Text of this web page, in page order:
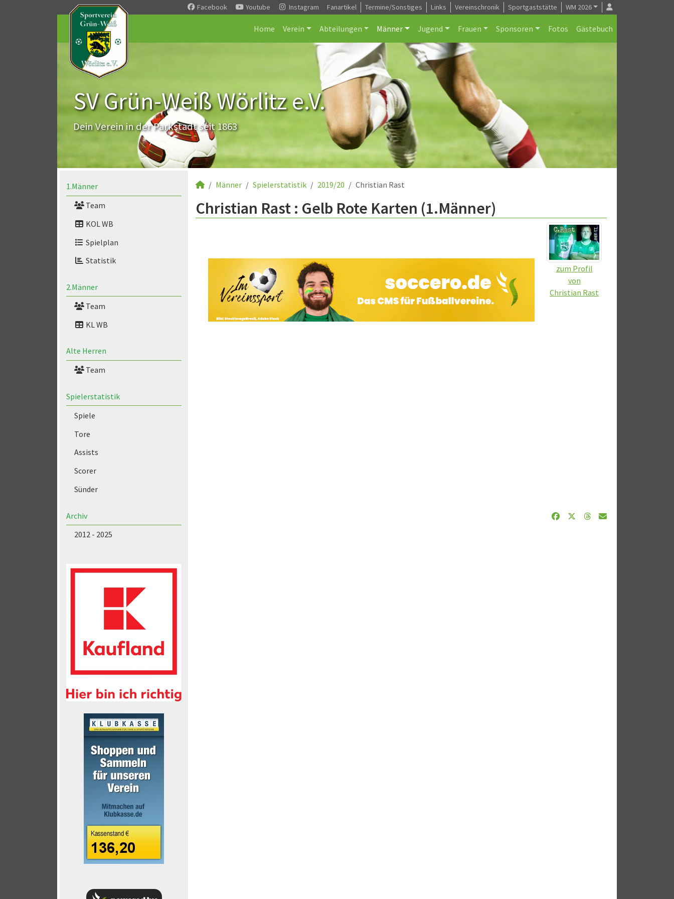
Facebook Youtube Instagram Fanartikel Termine/Sonstiges Links Vereinschronik Sportgaststätte WM 2026
Home Verein Abteilungen Männer Jugend Frauen Sponsoren Fotos Gästebuch
SV Grün-Weiß Wörlitz e.V.
Dein Verein in der Parkstadt seit 1863
1.Männer
Team
KOL WB
Spielplan
Statistik
2.Männer
Team
KL WB
Alte Herren
Team
Spielerstatistik
Spiele
Tore
Assists
Scorer
Sünder
Archiv
2012 - 2025
Männer Spielerstatistik 2019/20 Christian Rast
Christian Rast : Gelb Rote Karten (1.Männer)
zum Profil
von
Christian Rast